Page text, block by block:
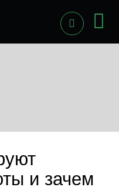
и зачем